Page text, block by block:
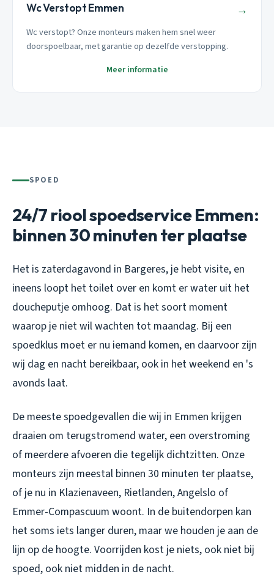
Wc Verstopt Emmen →
Wc verstopt? Onze monteurs maken hem snel weer
doorspoelbaar, met garantie op dezelfde verstopping.
Meer informatie
SPOED
24/7 riool spoedservice Emmen:
binnen 30 minuten ter plaatse
Het is zaterdagavond in Bargeres, je hebt visite, en
ineens loopt het toilet over en komt er water uit het
doucheputje omhoog. Dat is het soort moment
waarop je niet wil wachten tot maandag. Bij een
spoedklus moet er nu iemand komen, en daarvoor zijn
wij dag en nacht bereikbaar, ook in het weekend en 's
avonds laat.
De meeste spoedgevallen die wij in Emmen krijgen
draaien om terugstromend water, een overstroming
of meerdere afvoeren die tegelijk dichtzitten. Onze
monteurs zijn meestal binnen 30 minuten ter plaatse,
of je nu in Klazienaveen, Rietlanden, Angelslo of
Emmer-Compascuum woont. In de buitendorpen kan
het soms iets langer duren, maar we houden je aan de
lijn op de hoogte. Voorrijden kost je niets, ook niet bij
spoed, ook niet midden in de nacht.